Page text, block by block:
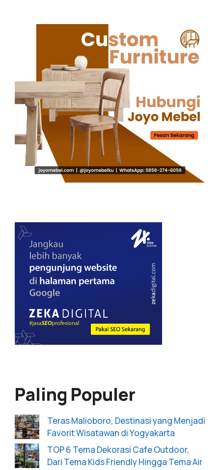
Paling Populer
Teras Malioboro, Destinasi yang Menjadi
Favorit Wisatawan di Yogyakarta
TOP 6 Tema Dekorasi Cafe Outdoor,
Dari Tema Kids Friendly Hingga Tema Air